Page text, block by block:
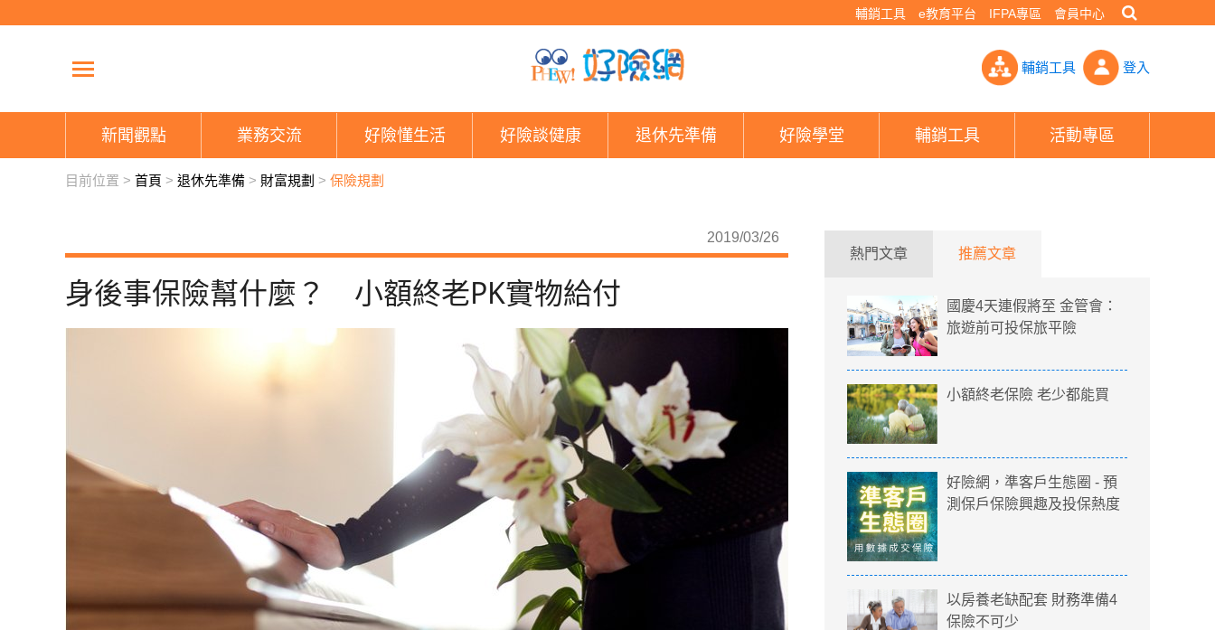
輔銷工具 e教育平台 IFPA專區 會員中心
身後事保險幫什麼？ 小額終老PK實物給付- PHEW!好險網
輔銷工具 登入
新聞觀點 業務交流 好險懂生活 好險談健康 退休先準備 好險學堂 輔銷工具 活動專區
目前位置 > 首頁 > 退休先準備 > 財富規劃 > 保險規劃
2019/03/26
身後事保險幫什麼？ 小額終老PK實物給付
熱門文章 推薦文章
國慶4天連假將至 金管會：
旅遊前可投保旅平險
小額終老保險 老少都能買
好險網，準客戶生態圈 - 預
測保戶保險興趣及投保熱度
以房養老缺配套 財務準備4
保險不可少